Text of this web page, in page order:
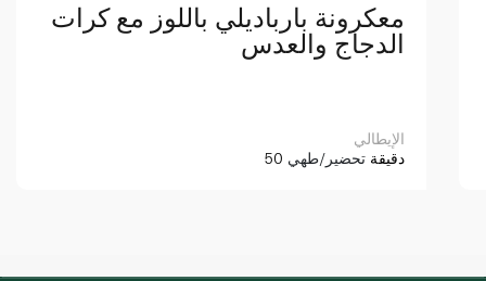
معكرونة بارباديلي باللوز مع كرات
الدجاج والعدس
الإيطالي
50 دقيقة تحضير/طهي